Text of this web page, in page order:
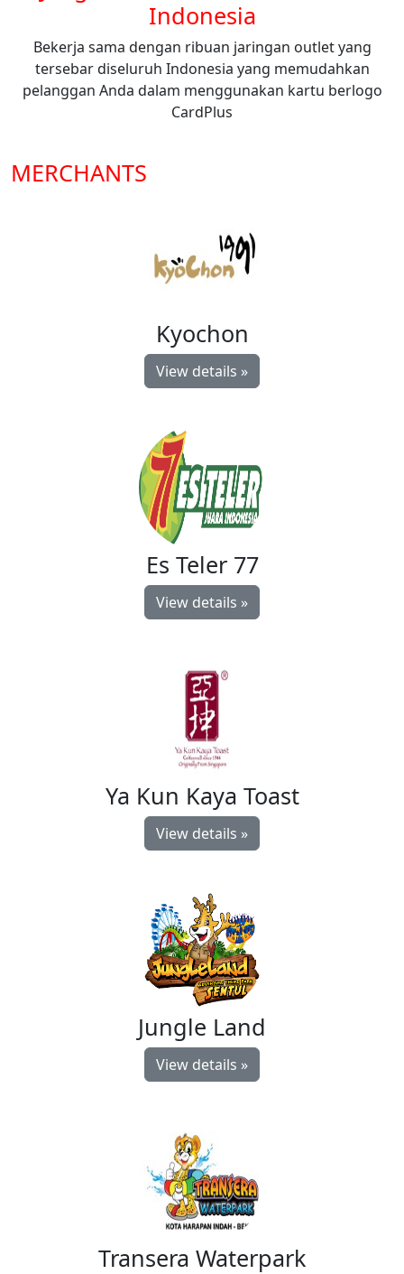
Indonesia
Bekerja sama dengan ribuan jaringan outlet yang
tersebar diseluruh Indonesia yang memudahkan
pelanggan Anda dalam menggunakan kartu berlogo
CardPlus
MERCHANTS
Kyochon
View details »
Es Teler 77
View details »
Ya Kun Kaya Toast
View details »
Jungle Land
View details »
Transera Waterpark